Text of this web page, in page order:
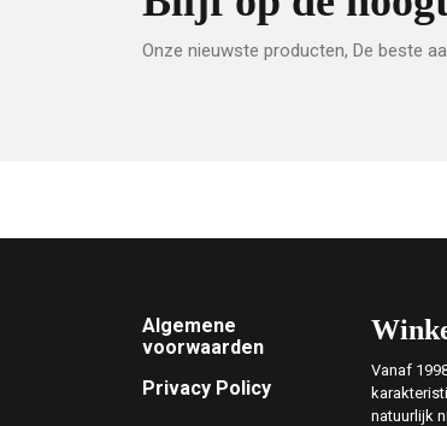
Onze nieuwste producten, De beste
Footer
Algemene
voorwaarden
Privacy Policy
Vanaf
natuurlijk